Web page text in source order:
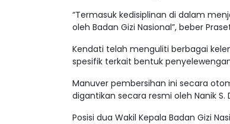
“Termasuk kedisiplinan di dalam
oleh Badan Gizi Nasional”, beber
Kendati telah menguliti berbagai
spesifik terkait bentuk
Manuver pembersihan ini secara
digantikan secara resmi oleh Nanik S.
Posisi dua Wakil Kepala Badan Gizi